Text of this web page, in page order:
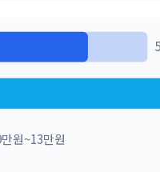
원~13만원